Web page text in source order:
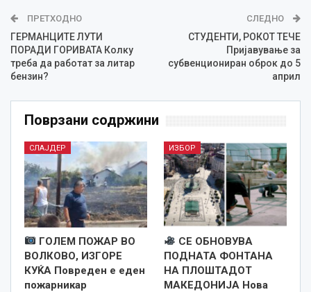
ПРЕТХОДНО
ГЕРМАНЦИТЕ ЛУТИ
ПОРАДИ ГОРИВАТА Колку
треба да работат за литар
бензин?
СЛЕДНО
СТУДЕНТИ, РОКОТ ТЕЧЕ
Пријавување за
субвенциониран оброк до 5
април
Поврзани содржини
СЛАЈДЕР
ГОЛЕМ ПОЖАР ВО
ВОЛКОВО, ИЗГОРЕ
КУЌА Повреден е еден
пожарникар
ИЗБОР
СЕ ОБНОВУВА
ПОДНАТА ФОНТАНА
НА ПЛОШТАДОТ
МАКЕДОНИЈА Нова